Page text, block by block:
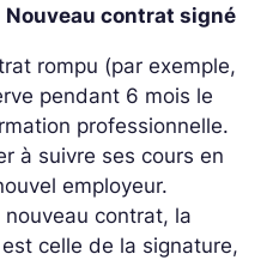
Nouveau contrat signé
rompu (par exemple,
pendant 6 mois le
professionnelle.
à suivre ses cours en
employeur.
nouveau contrat, la
celle de la signature,